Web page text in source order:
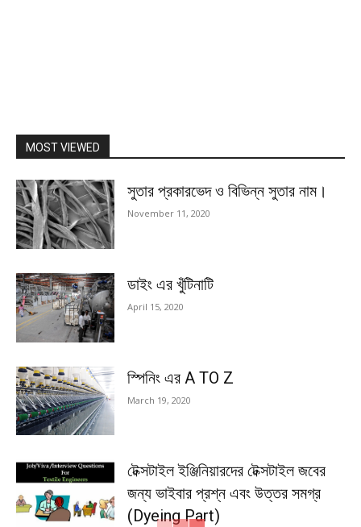
MOST VIEWED
সুতার প্রকারভেদ ও বিভিন্ন সুতার নাম।
November 11, 2020
ডাইং এর খুঁটিনাটি
April 15, 2020
স্পিনিং এর A TO Z
March 19, 2020
টেক্সটাইল ইঞ্জিনিয়ারদের টেক্সটাইল জবের
জন্য ভাইবার প্রশ্ন এবং উত্তর সমগ্র
(Dyeing Part)